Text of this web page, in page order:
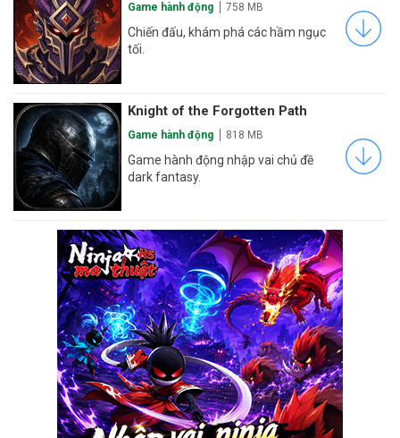
Game hành động 758 MB
Chiến đấu, khám phá các hầm ngục
tối.
Knight of the Forgotten Path
Game hành động 818 MB
Game hành động nhập vai chủ đề
dark fantasy.